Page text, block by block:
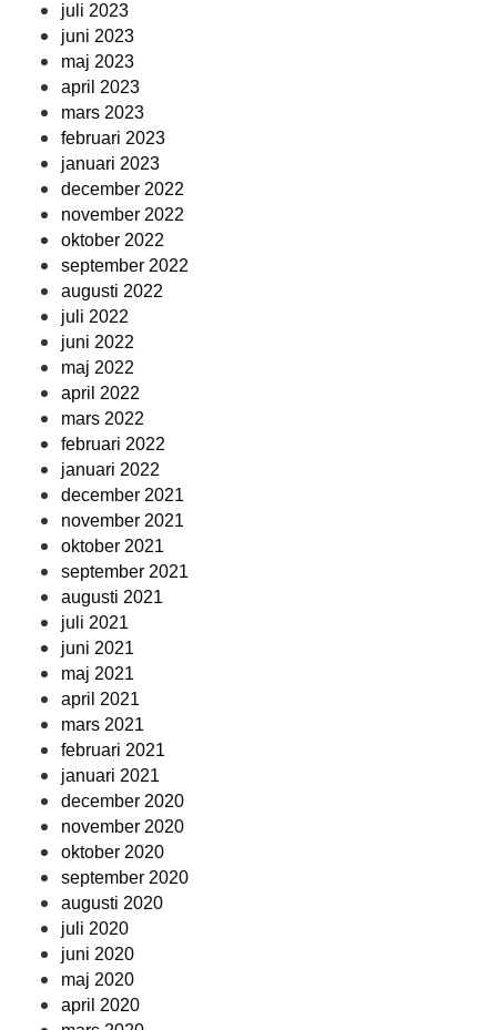
juli 2023
juni 2023
maj 2023
april 2023
mars 2023
februari 2023
januari 2023
december 2022
november 2022
oktober 2022
september 2022
augusti 2022
juli 2022
juni 2022
maj 2022
april 2022
mars 2022
februari 2022
januari 2022
december 2021
november 2021
oktober 2021
september 2021
augusti 2021
juli 2021
juni 2021
maj 2021
april 2021
mars 2021
februari 2021
januari 2021
december 2020
november 2020
oktober 2020
september 2020
augusti 2020
juli 2020
juni 2020
maj 2020
april 2020